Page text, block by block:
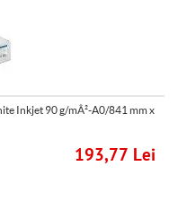
Inkjet 90 g/mÂ²-A0/841 mm x
193,77 Lei